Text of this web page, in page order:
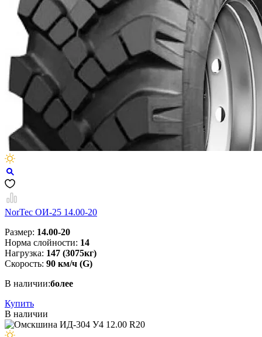
NorTec ОИ-25 14.00-20
Размер: 14.00-20
Норма слойности: 14
Нагрузка: 147 (3075кг)
Скорость: 90 км/ч (G)
В наличии:более
Купить
В наличии